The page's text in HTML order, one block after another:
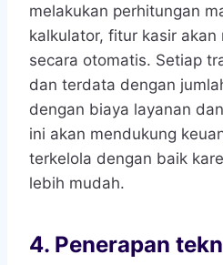
melakukan perhitungan
kalkulator, fitur kasir akan
secara otomatis. Setiap
dan terdata dengan
dengan biaya layanan
ini akan mendukung
terkelola dengan baik
lebih mudah.
4. Penerapan